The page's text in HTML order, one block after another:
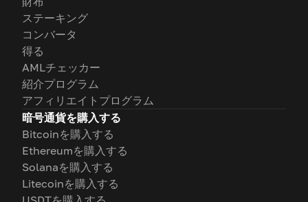
ステーキング
コンバータ
得る
AMLチェッカー
紹介プログラム
アフィリエイトプログラム
暗号通貨を購入する
Bitcoinを購入する
Ethereumを購入する
Solanaを購入する
Litecoinを購入する